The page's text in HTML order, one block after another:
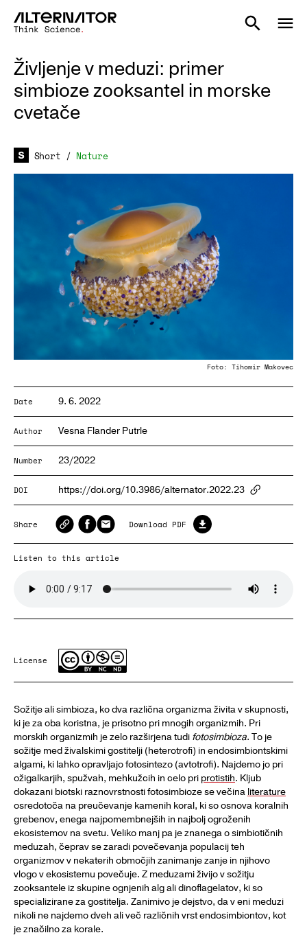
Življenje v meduzi: primer
simbioze zooksantel in morske
cvetače
Short / Nature
Foto: Tihomir Makovec
Date 9. 6. 2022
Author Vesna Flander Putrle
Number 23/2022
DOI https://doi.org/10.3986/alternator.2022.23
Share Download PDF
Listen to this article
License
Sožitje ali simbioza, ko dva različna organizma živita v skupnosti,
ki je za oba koristna, je prisotno pri mnogih organizmih. Pri
morskih organizmih je zelo razširjena tudi fotosimbioza. To je
sožitje med živalskimi gostitelji (heterotrofi) in endosimbiontskimi
algami, ki lahko opravljajo fotosintezo (avtotrofi). Najdemo jo pri
ožigalkarjih, spužvah, mehkužcih in celo pri protistih. Kljub
dokazani biotski raznovrstnosti fotosimbioze se večina literature
osredotoča na preučevanje kamenih koral, ki so osnova koralnih
grebenov, enega najpomembnejših in najbolj ogroženih
ekosistemov na svetu. Veliko manj pa je znanega o simbiotičnih
meduzah, čeprav se zaradi povečevanja populacij teh
organizmov v nekaterih območjih zanimanje zanje in njihovo
vlogo v ekosistemu povečuje. Z meduzami živijo v sožitju
zooksantele iz skupine ognjenih alg ali dinoflagelatov, ki so
specializirane za gostitelja. Zanimivo je dejstvo, da v eni meduzi
nikoli ne najdemo dveh ali več različnih vrst endosimbiontov, kot
je značilno za korale.